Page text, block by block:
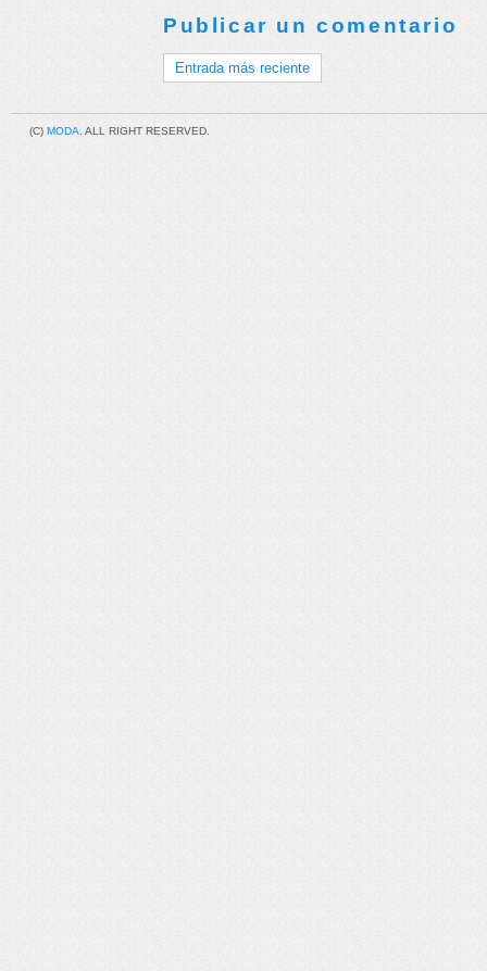
Publicar un comentario
Entrada más reciente
(C) MODA . ALL RIGHT RESERVED.